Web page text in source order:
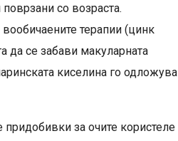
со возраста.
терапии (цинк
да се забави макуларната
киселина го одложува
придобивки за очите користеле